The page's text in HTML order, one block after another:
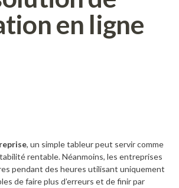
en ligne
, un simple tableur peut servir comme
rentable. Néanmoins, les entreprises
pendant des heures utilisant uniquement
de faire plus d’erreurs et de finir par